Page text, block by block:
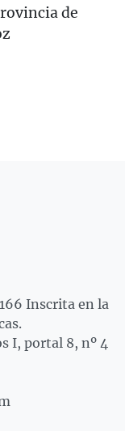
de
Inscrita en la
I, portal 8, nº 4